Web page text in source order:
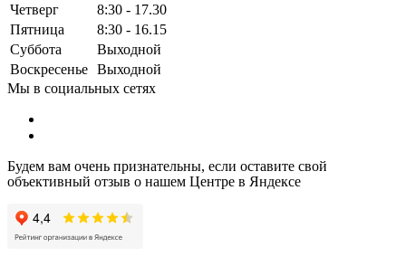
Четверг
8:30 - 17.30
Пятница
8:30 - 16.15
Суббота
Выходной
Воскресенье Выходной
Мы в социальных сетях
Будем вам очень признательны, если оставите свой
объективный отзыв о нашем Центре в Яндексе